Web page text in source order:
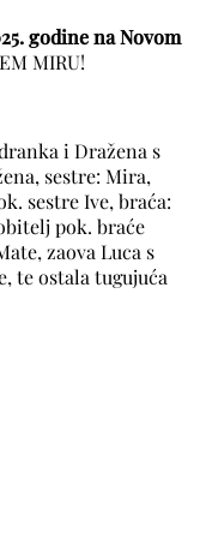
godine na Novom
MIRU!
i Dražena s
sestre: Mira,
sestre Ive, braća:
pok. braće
zaova Luca s
te ostala tugujuća